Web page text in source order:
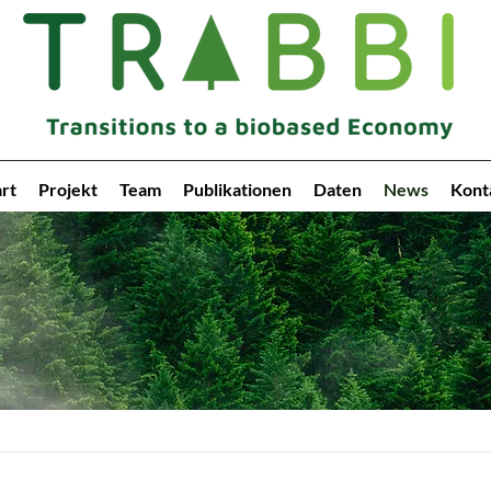
Projekt Team Publikationen Daten News